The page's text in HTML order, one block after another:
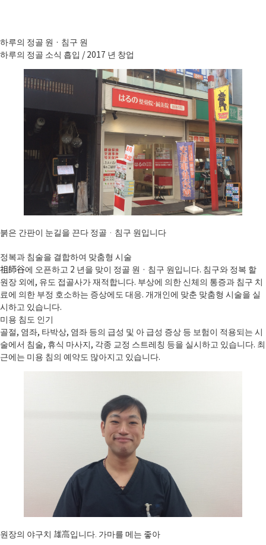
하루의 정골 원 · 침구 원
하루의 정골 소식 흡입 / 2017 년 창업
붉은 간판이 눈길을 끈다 정골 · 침구 원입니다
정복과 침술을 결합하여 맞춤형 시술
祖師谷에 오픈하고 2 년을 맞이 정골 원 · 침구 원입니다. 침구와 정복 할
원장 외에, 유도 접골사가 재적합니다. 부상에 의한 신체의 통증과 침구 치
료에 의한 부정 호소하는 증상에도 대응. 개개인에 맞춘 맞춤형 시술을 실
시하고 있습니다.
미용 침도 인기
골절, 염좌, 타박상, 염좌 등의 급성 및 아 급성 증상 등 보험이 적용되는 시
술에서 침술, 휴식 마사지, 각종 교정 스트레칭 등을 실시하고 있습니다. 최
근에는 미용 침의 예약도 많아지고 있습니다.
원장의 야구치 雄高입니다. 가마를 메는 좋아